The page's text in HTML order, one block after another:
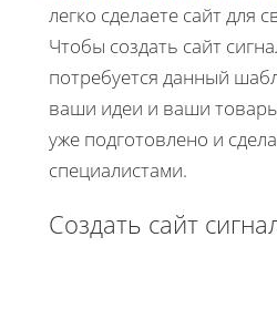
легко сделаете сайт для
Чтобы создать сайт
потребуется данный
ваши идеи и ваши
уже подготовлено и
специалистами.
Создать сайт